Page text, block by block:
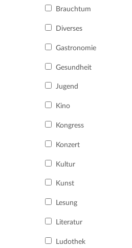
Brauchtum
Diverses
Gastronomie
Gesundheit
Jugend
Kino
Kongress
Konzert
Kultur
Kunst
Lesung
Literatur
Ludothek